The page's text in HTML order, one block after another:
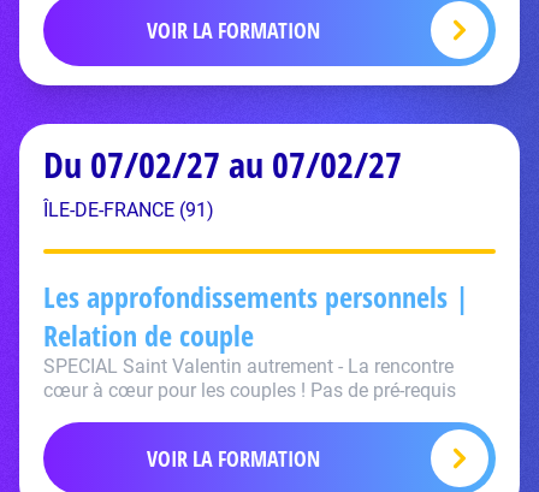
VOIR LA FORMATION
Du 07/02/27 au 07/02/27
ÎLE-DE-FRANCE (91)
Les approfondissements personnels |
Relation de couple
SPECIAL Saint Valentin autrement - La rencontre
cœur à cœur pour les couples ! Pas de pré-requis
VOIR LA FORMATION